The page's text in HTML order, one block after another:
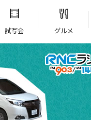
試写会 グルメ